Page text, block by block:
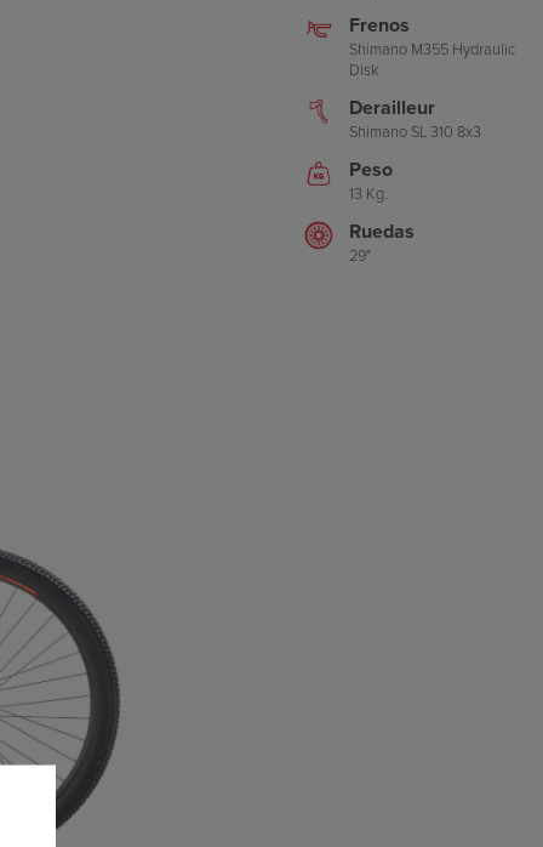
Frenos
Shimano M355 Hydraulic
Disk
Derailleur
Shimano SL 310 8x3
Peso
13 Kg.
Ruedas
29"